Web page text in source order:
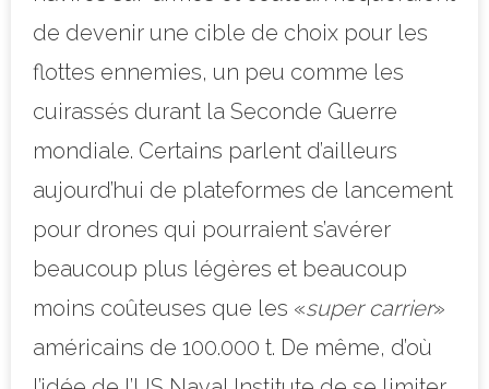
de devenir une cible de choix pour les
flottes ennemies, un peu comme les
cuirassés durant la Seconde Guerre
mondiale. Certains parlent d’ailleurs
aujourd’hui de plateformes de lancement
pour drones qui pourraient s’avérer
beaucoup plus légères et beaucoup
moins coûteuses que les «super carrier»
américains de 100.000 t. De même, d’où